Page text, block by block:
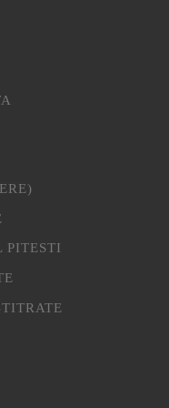
PITESTI